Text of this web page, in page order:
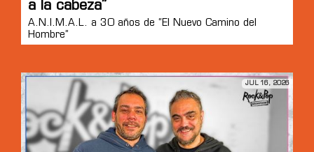
a la cabeza”
A.N.I.M.A.L. a 30 años de “El Nuevo Camino del
Hombre”
JUL 16, 2026